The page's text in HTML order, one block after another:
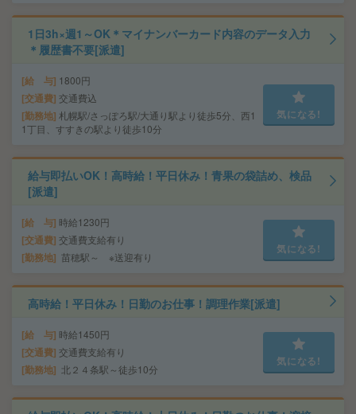
1日3h×週1～OK＊マイナンバーカード内容のデータ入力
＊履歴書不要[派遣]
給 与 1800円
交通費 交通費込
勤務地 札幌駅/さっぽろ駅/大通り駅より徒歩5分、西1
1丁目、すすきの駅より徒歩10分
気になる!
給与即払いOK！高時給！平日休み！青果の袋詰め、検品
[派遣]
給 与 時給1230円
交通費 交通費支給有り
勤務地 苗穂駅～ ※送迎有り
気になる!
高時給！平日休み！日勤のお仕事！調理作業[派遣]
給 与 時給1450円
交通費 交通費支給有り
勤務地 北２４条駅～徒歩10分
気になる!